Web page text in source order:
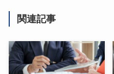
関連記事